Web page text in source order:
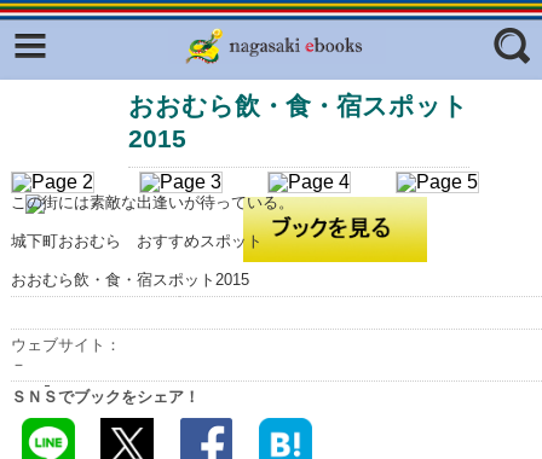
フリーワード
ジャンル
おおむら飲・食・宿スポット
2015
この街には素敵な出逢いが待っている。
城下町おおむら おすすめスポット
おおむら飲・食・宿スポット2015
ウェブサイト：
－
ＳＮＳでブックをシェア！
Facebook
ふくいろキラリプロジェクト
東京観光デジタルパンフレットギャ
ラリー（TOKYO Brochures）
復興応援企画
はじめてご利用される方へ
コンテンツ
広報誌ナビ
明治日本の産業革命遺産
長崎と天草地方の潜伏キリシタン
関連遺産